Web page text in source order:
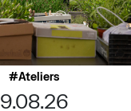
Ateliers
9.08.26